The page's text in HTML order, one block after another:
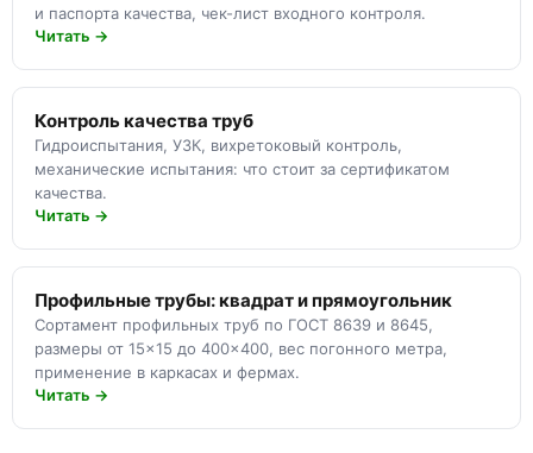
и паспорта качества, чек-лист входного контроля.
Читать →
Контроль качества труб
Гидроиспытания, УЗК, вихретоковый контроль,
механические испытания: что стоит за сертификатом
качества.
Читать →
Профильные трубы: квадрат и прямоугольник
Сортамент профильных труб по ГОСТ 8639 и 8645,
размеры от 15×15 до 400×400, вес погонного метра,
применение в каркасах и фермах.
Читать →